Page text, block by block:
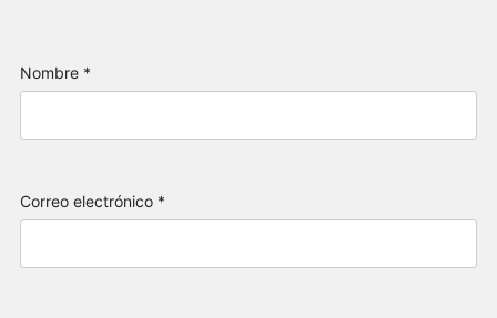
Nombre *
Correo electrónico *